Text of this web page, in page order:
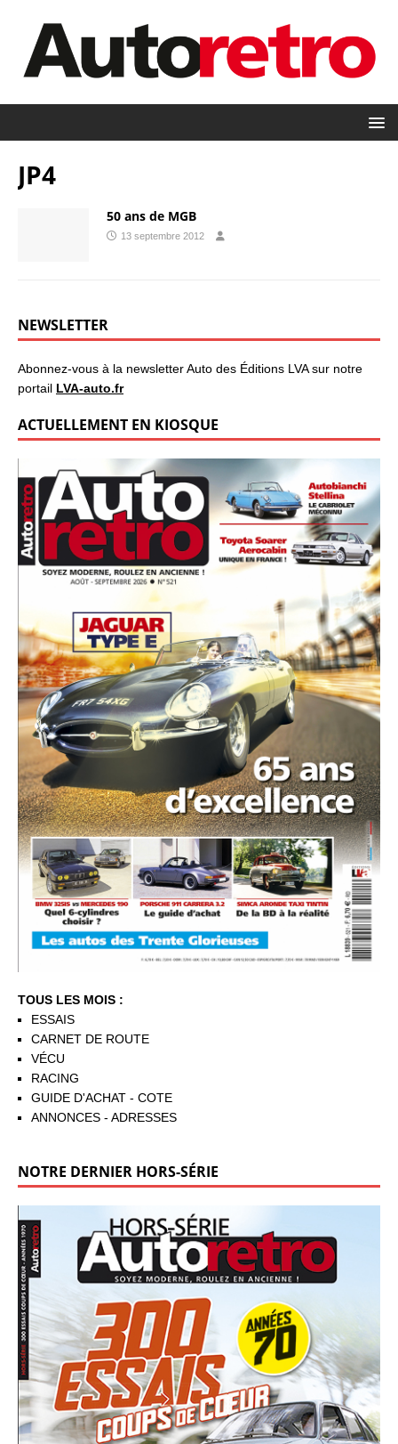
JP4
50 ans de MGB
13 septembre 2012
NEWSLETTER
Abonnez-vous à la newsletter Auto des Éditions LVA sur notre
portail LVA-auto.fr
ACTUELLEMENT EN KIOSQUE
TOUS LES MOIS :
ESSAIS
CARNET DE ROUTE
VÉCU
RACING
GUIDE D'ACHAT - COTE
ANNONCES - ADRESSES
NOTRE DERNIER HORS-SÉRIE